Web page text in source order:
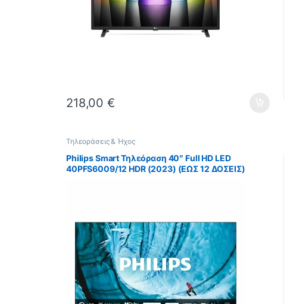
218,00€
Τηλεοράσεις & Ήχος
Philips Smart Τηλεόραση 40″ Full HD LED
40PFS6009/12 HDR (2023) (ΕΩΣ 12 ΔΟΣΕΙΣ)